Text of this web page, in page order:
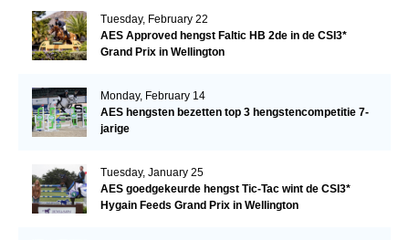
Tuesday, February 22
AES Approved hengst Faltic HB 2de in de CSI3*
Grand Prix in Wellington
Monday, February 14
AES hengsten bezetten top 3 hengstencompetitie 7-
jarige
Tuesday, January 25
AES goedgekeurde hengst Tic-Tac wint de CSI3*
Hygain Feeds Grand Prix in Wellington